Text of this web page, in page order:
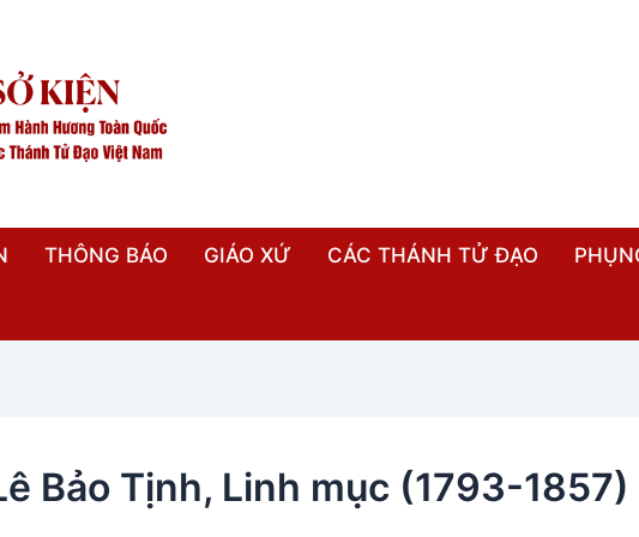
THÔNG BÁO GIÁO XỨ CÁC THÁNH TỬ ĐẠO
Bảo Tịnh, Linh mục (1793-1857)